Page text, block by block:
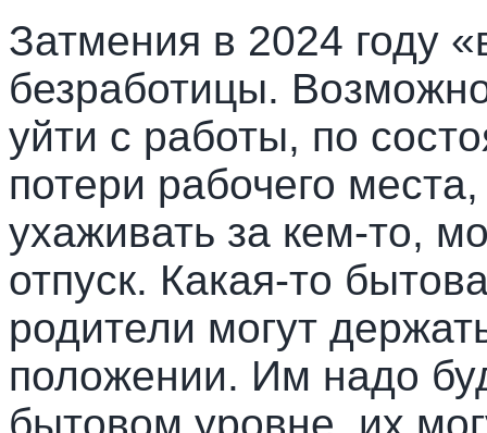
Затмения в 2024 году
безработицы.
уйти с работы, по
потери рабочего
ухаживать за кем-то,
отпуск. Какая-то
родители могут
положении. Им надо
бытовом уровне, их